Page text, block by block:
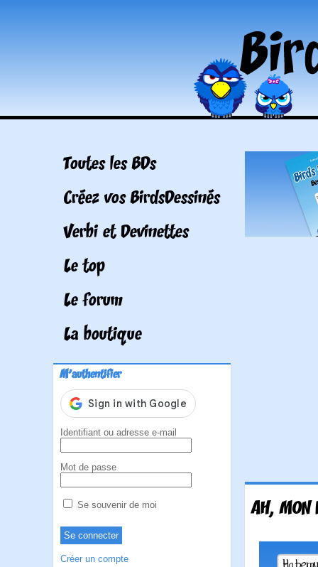
Toutes les BDs
Créez vos BirdsDessinés
Verbi et Devinettes
Le top
Le forum
La boutique
M'authentifier
Identifiant ou adresse e-mail
Mot de passe
Se souvenir de moi
Créer un compte
AH, MON